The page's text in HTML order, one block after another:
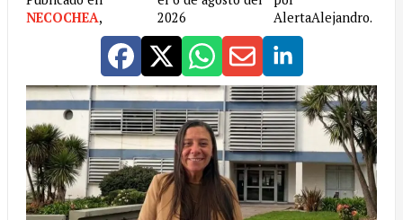
NECOCHEA,
2026
AlertaAlejandro.